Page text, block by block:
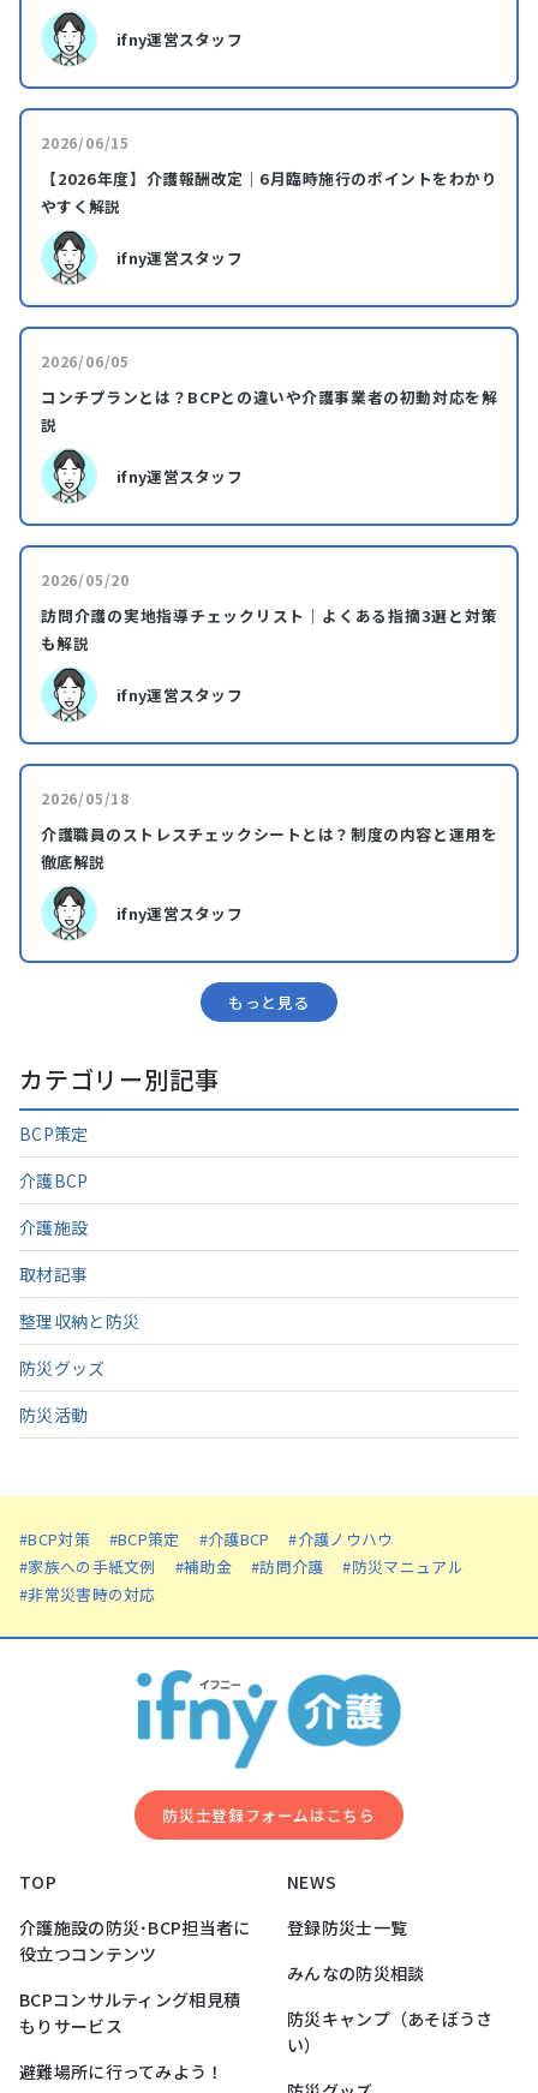
ifny運営スタッフ
2026/06/15
【2026年度】介護報酬改定｜6月臨時施行のポイントをわかり
やすく解説
ifny運営スタッフ
2026/06/05
コンチプランとは？BCPとの違いや介護事業者の初動対応を解
説
ifny運営スタッフ
2026/05/20
訪問介護の実地指導チェックリスト｜よくある指摘3選と対策
も解説
ifny運営スタッフ
2026/05/18
介護職員のストレスチェックシートとは？制度の内容と運用を
徹底解説
ifny運営スタッフ
もっと⾒る
カテゴリー別記事
BCP策定
介護BCP
介護施設
取材記事
整理収納と防災
防災グッズ
防災活動
#BCP対策 #BCP策定 #介護BCP
#介護ノウハウ
#家族への手紙文例
#補助金 #訪問介護
#防災マニュアル
#非常災害時の対応
防災⼠登録フォームはこちら
TOP
介護施設の防災･BCP担当者に
役立つコンテンツ
BCPコンサルティング相見積
もりサービス
避難場所に行ってみよう！
NEWS
登録防災士一覧
みんなの防災相談
防災キャンプ（あそぼうさ
い）